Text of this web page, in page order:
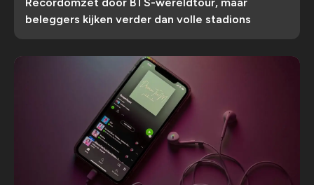
beleggers kijken verder dan volle stadions